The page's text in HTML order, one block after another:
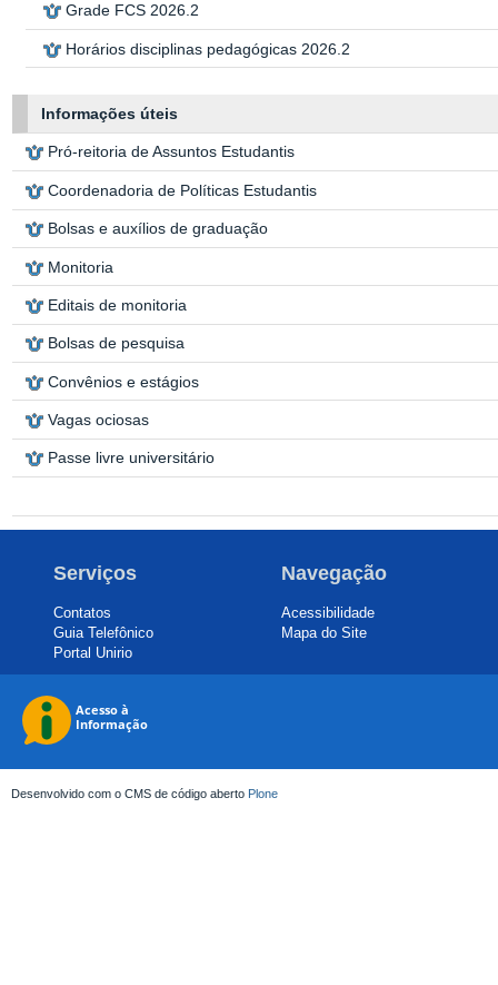
Grade FCS 2026.2
Horários disciplinas pedagógicas 2026. 2
Informações úteis
Pró-reitoria de Assuntos Estudantis
Coordenadoria de Políticas Estudantis
Bolsas e auxílios de graduação
Monitoria
Editais de monitoria
Bolsas de pesquisa
Convênios e estágios
Vagas ociosas
Passe livre universitário
Serviços
Contatos
Guia Telefônico
Portal Unirio
Navegação
Acessibilidade
Mapa do Site
Desenvolvido com o CMS de código aberto Plone